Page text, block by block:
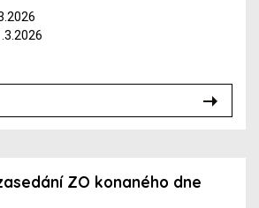
ZO konaného dne